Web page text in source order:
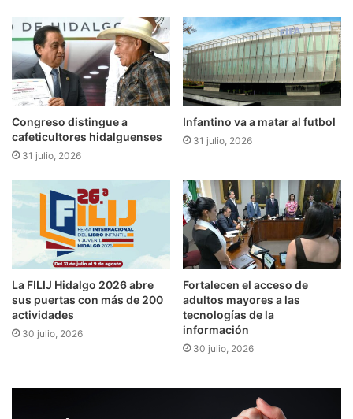
Congreso distingue a
cafeticultores hidalguenses
31 julio, 2026
Infantino va a matar al futbol
31 julio, 2026
​​La FILIJ Hidalgo 2026 abre
sus puertas con más de 200
actividades
30 julio, 2026
Fortalecen el acceso de
adultos mayores a las
tecnologías de la
información
30 julio, 2026